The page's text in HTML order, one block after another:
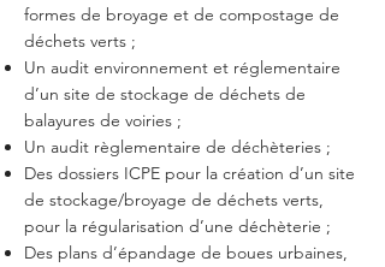
formes de broyage et de compostage de
déchets verts ;
Un audit environnement et réglementaire
d’un site de stockage de déchets de
balayures de voiries ;
Un audit règlementaire de déchèteries ;
Des dossiers ICPE pour la création d’un site
de stockage/broyage de déchets verts,
pour la régularisation d’une déchèterie ;
Des plans d’épandage de boues urbaines,